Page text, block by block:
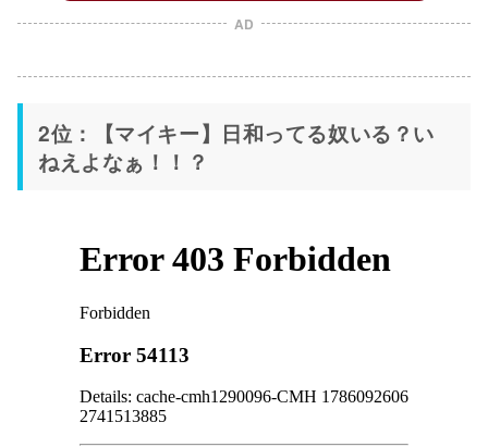
AD
2位：【マイキー】日和ってる奴いる？い
ねえよなぁ！！？